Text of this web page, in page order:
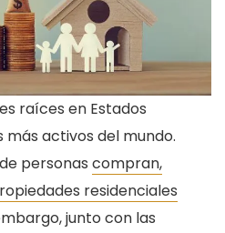
raíces en Estados
más activos del mundo.
personascompran,
residenciales
junto con las